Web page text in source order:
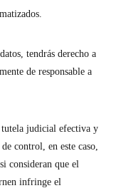
tendrás derecho a
de responsable a
tutela judicial efectiva y
control, en este caso,
consideran que el
infringe el